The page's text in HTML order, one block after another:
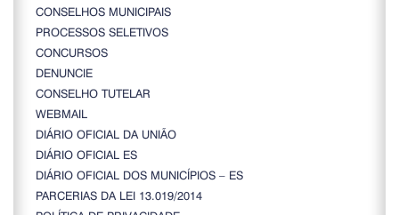
CONSELHOS MUNICIPAIS
PROCESSOS SELETIVOS
CONCURSOS
DENUNCIE
CONSELHO TUTELAR
WEBMAIL
DIÁRIO OFICIAL DA UNIÃO
DIÁRIO OFICIAL ES
DIÁRIO OFICIAL DOS MUNICÍPIOS – ES
PARCERIAS DA LEI 13.019/2014